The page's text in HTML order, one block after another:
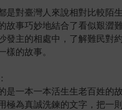
是對臺灣人來說相對比較
故事巧妙地結合了看似艱
主的相處中，了解難民對
的故事。
一本一本活生生老百姓的
為真誠洗鍊的文字，把一